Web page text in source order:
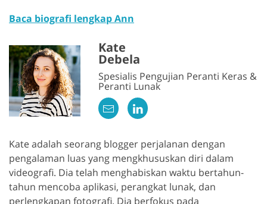
Baca biografi lengkap Ann
Kate
Debela
Spesialis Pengujian Peranti Keras &
Peranti Lunak
Kate adalah seorang blogger perjalanan dengan
pengalaman luas yang mengkhususkan diri dalam
videografi. Dia telah menghabiskan waktu bertahun-
tahun mencoba aplikasi, perangkat lunak, dan
perlengkapan fotografi. Dia berfokus pada